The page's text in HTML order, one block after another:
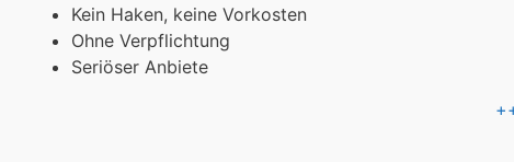
Kein Haken, keine Vorkosten
Ohne Verpflichtung
Seriöser Anbiete